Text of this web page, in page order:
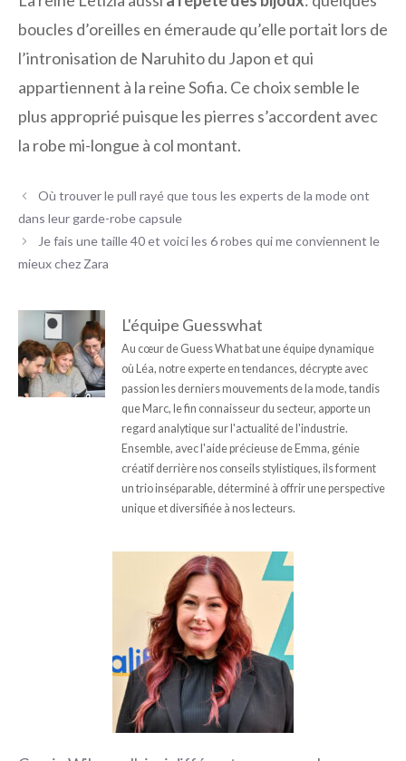
boucles d’oreilles en émeraude qu’elle portait lors de
l’intronisation de Naruhito du Japon et qui
appartiennent à la reine Sofia. Ce choix semble le
plus approprié puisque les pierres s’accordent avec
la robe mi-longue à col montant.
Où trouver le pull rayé que tous les experts de la mode ont
dans leur garde-robe capsule
Je fais une taille 40 et voici les 6 robes qui me conviennent le
mieux chez Zara
L'équipe Guesswhat
Au cœur de Guess What bat une équipe dynamique
où Léa, notre experte en tendances, décrypte avec
passion les derniers mouvements de la mode, tandis
que Marc, le fin connaisseur du secteur, apporte un
regard analytique sur l'actualité de l'industrie.
Ensemble, avec l'aide précieuse de Emma, génie
créatif derrière nos conseils stylistiques, ils forment
un trio inséparable, déterminé à offrir une perspective
unique et diversifiée à nos lecteurs.